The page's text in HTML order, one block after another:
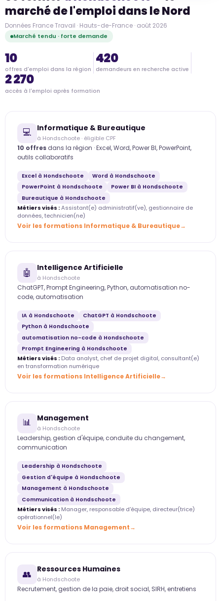
marché de l'emploi dans le Nord
Données France Travail · Hauts-de-France · août 2026
Marché tendu · forte demande
10
offres d'emploi dans la région
420
demandeurs en recherche active
2 270
accès à l'emploi après formation
💻 Informatique & Bureautique
à Hondschoote · éligible CPF
10 offres dans la région · Excel, Word, Power BI, PowerPoint,
outils collaboratifs
Excel à Hondschoote
Word à Hondschoote
PowerPoint à Hondschoote
Power BI à Hondschoote
Bureautique à Hondschoote
Métiers visés :Assistant(e) administratif(ve), gestionnaire de
données, technicien(ne)
Voir les formations Informatique & Bureautique
🤖 Intelligence Artificielle
à Hondschoote
ChatGPT, Prompt Engineering, Python, automatisation no-
code, automatisation
IA à Hondschoote
ChatGPT à Hondschoote
Python à Hondschoote
automatisation no-code à Hondschoote
Prompt Engineering à Hondschoote
Métiers visés : Data analyst, chef de projet digital, consultant(e)
en transformation numérique
Voir les formations Intelligence Artificielle
📊 Management
à Hondschoote
Leadership, gestion d'équipe, conduite du changement,
communication
Leadership à Hondschoote
Gestion d'équipe à Hondschoote
Management à Hondschoote
Communication à Hondschoote
Métiers visés : Manager, responsable d'équipe, directeur(trice)
opérationnel(le)
Voir les formations Management
👥 Ressources Humaines
à Hondschoote
Recrutement, gestion de la paie, droit social, SIRH, entretiens